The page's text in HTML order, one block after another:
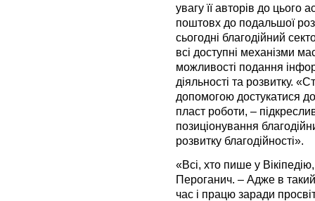
увагу її авторів до цього
поштовх до подальшої
сьогодні благодійний
всі доступні механізми
можливості подання
діяльності та розвитку.
допомогою достукатися
пласт роботи, –
позиціонування
розвитку благодійності».
«Всі, хто пише у
Пероганич. – Адже в
час і працю заради